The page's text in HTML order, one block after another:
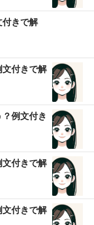
付きで解
文付きで解
？例文付き
文付きで解
文付きで解